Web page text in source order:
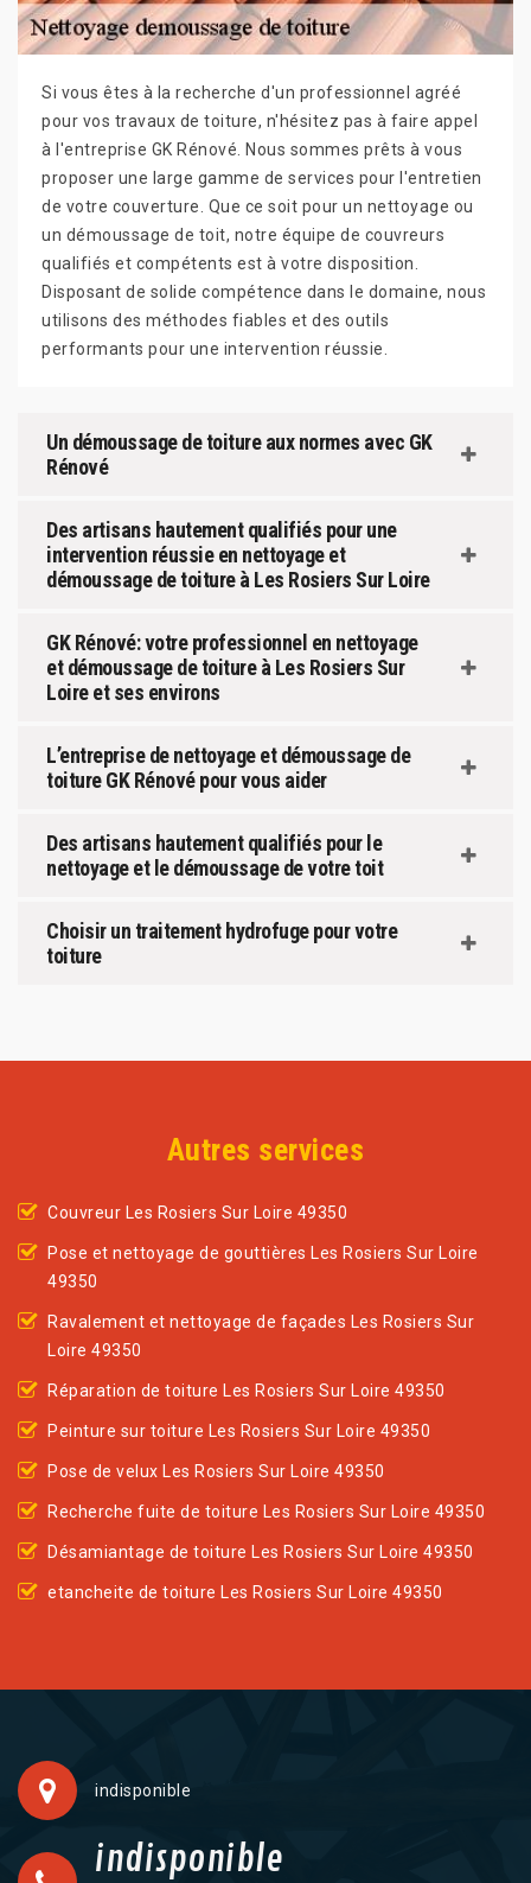
Si vous êtes à la recherche d'un professionnel agréé
pour vos travaux de toiture, n'hésitez pas à faire appel
à l'entreprise GK Rénové. Nous sommes prêts à vous
proposer une large gamme de services pour l'entretien
de votre couverture. Que ce soit pour un nettoyage ou
un démoussage de toit, notre équipe de couvreurs
qualifiés et compétents est à votre disposition.
Disposant de solide compétence dans le domaine, nous
utilisons des méthodes fiables et des outils
performants pour une intervention réussie.
Un démoussage de toiture aux normes avec GK
Rénové
Des artisans hautement qualifiés pour une
intervention réussie en nettoyage et
démoussage de toiture à Les Rosiers Sur Loire
GK Rénové: votre professionnel en nettoyage
et démoussage de toiture à Les Rosiers Sur
Loire et ses environs
L’entreprise de nettoyage et démoussage de
toiture GK Rénové pour vous aider
Des artisans hautement qualifiés pour le
nettoyage et le démoussage de votre toit
Choisir un traitement hydrofuge pour votre
toiture
Autres services
Couvreur Les Rosiers Sur Loire 49350
Pose et nettoyage de gouttières Les Rosiers Sur Loire
49350
Ravalement et nettoyage de façades Les Rosiers Sur
Loire 49350
Réparation de toiture Les Rosiers Sur Loire 49350
Peinture sur toiture Les Rosiers Sur Loire 49350
Pose de velux Les Rosiers Sur Loire 49350
Recherche fuite de toiture Les Rosiers Sur Loire 49350
Désamiantage de toiture Les Rosiers Sur Loire 49350
etancheite de toiture Les Rosiers Sur Loire 49350
indisponible
indisponible